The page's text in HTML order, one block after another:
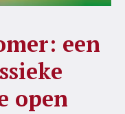
een
open